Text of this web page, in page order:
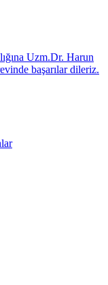
Uzm.Dr. Harun
başarılar dileriz.